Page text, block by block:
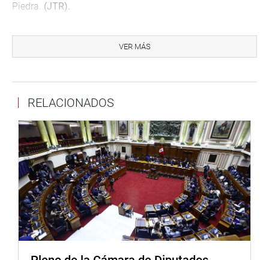
Piedra. (JTR).
Puede encontrar más información en nuestra página web
http://www.congreso.gob.pe/
Facebook:https://www.facebook.com/congresoperu
Twitter:https://twitter.com/congresoperu
Youtube:http://www.youtube.com/congresoperu
VER MÁS
RELACIONADOS